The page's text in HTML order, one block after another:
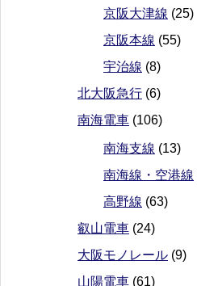
京阪大津線 (25)
京阪本線 (55)
宇治線 (8)
北大阪急行 (6)
南海電車 (106)
南海支線 (13)
南海線・空港線
高野線 (63)
叡山電車 (24)
大阪モノレール (9)
山陽電車 (61)